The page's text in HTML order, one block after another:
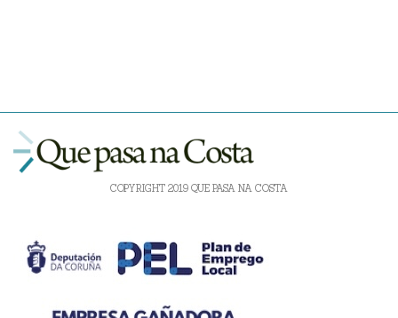
COPYRIGHT 2019 QUE PASA NA COSTA